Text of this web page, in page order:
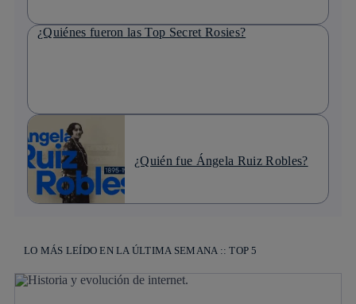
¿Quiénes fueron las Top Secret Rosies?
¿Quién fue Ángela Ruiz Robles?
LO MÁS LEÍDO EN LA ÚLTIMA SEMANA :: TOP 5